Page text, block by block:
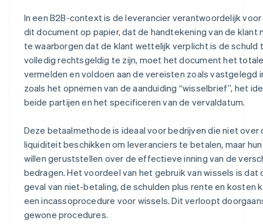
In een B2B-context is de leverancier verantwoordelijk
dit document op papier, dat de handtekening van de
te waarborgen dat de klant wettelijk verplicht is de schuld
volledig rechtsgeldig te zijn, moet het document het
vermelden en voldoen aan de vereisten zoals vastgelegd
zoals het opnemen van de aanduiding “wisselbrief”, het
beide partijen en het specificeren van de vervaldatum.
Deze betaalmethode is ideaal voor bedrijven die niet over
liquiditeit beschikken om leveranciers te betalen, maar
willen geruststellen over de effectieve inning van de
bedragen. Het voordeel van het gebruik van wissels is dat
geval van niet-betaling, de schulden plus rente en kosten
een incassoprocedure voor wissels. Dit verloopt
gewone procedures.